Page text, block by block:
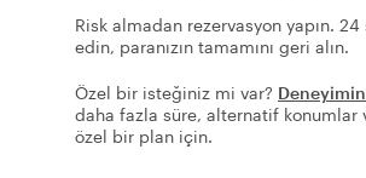
Risk almadan rezervasyon yapın.
edin, paranızın tamamını geri alın.
Özel bir isteğiniz mi var?
daha fazla süre, alternatif konumlar
özel bir plan için.